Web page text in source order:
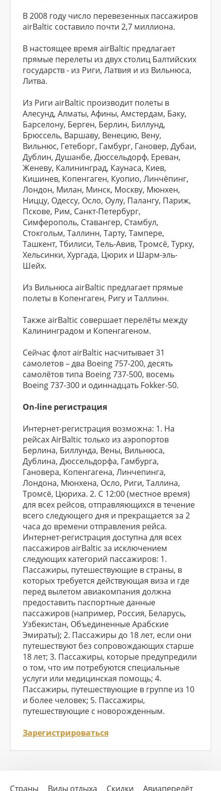
В 2008 году число перевезенных пассажиров
airBaltic составило почти 2,7 миллиона.
В настоящее время airBaltic предлагает
прямые перелеты из двух столиц Балтийских
государств - из Риги, Латвия и из Вильнюса,
Литва.
Из Риги airBaltic производит полеты в
Алесунд, Алматы, Афины, Амстердам, Баку,
Барселону, Берген, Берлин, Биллунд,
Брюссель, Варшаву, Венецию, Вену,
Вильнюс, Гетеборг, Гамбург, Гановер, Дубаи,
Дублин, Душанбе, Дюссельдорф, Ереван,
Женеву, Калининград, Каунаса, Киев,
Кишинев, Копенгаген, Куопио, Линчёпинг,
Лондон, Милан, Минск, Москву, Мюнхен,
Ниццу, Одессу, Осло, Оулу, Палангу, Париж,
Пскове, Рим, Санкт-Петербург,
Симферополь, Ставангер, Стамбул,
Стокгольм, Таллинн, Тарту, Тампере,
Ташкент, Тбилиси, Тель-Авив, Тромсё, Турку,
Хельсинки, Хургада, Цюрих и Шарм-эль-
Шейх.
Из Вильнюса airBaltic предлагает прямые
полеты в Копенгаген, Ригу и Таллинн.
Также airBaltic совершает перелёты между
Калининградом и Копенгагеном.
Сейчас флот airBaltic насчитывает 31
самолетов – два Boeing 757-200, десять
самолётов типа Boeing 737-500, восемь
Boeing 737-300 и одиннадцать Fokker-50.
On-line регистрация
Интернет-регистрация возможна: 1. На
рейсах AirBaltic только из аэропортов
Берлина, Биллунда, Вены, Вильнюса,
Дублина, Дюссельдорфа, Гамбурга,
Гановера, Копенгагена, Линчепинга,
Лондона, Мюнхена, Осло, Риги, Таллина,
Тромсё, Цюриха. 2. С 12:00 (местное время)
для всех рейсов, отправляющихся в течение
всего следующего дня и прекращается за 2
часа до времени отправления рейса.
Интернет-регистрация доступна для всех
пассажиров airBaltic за исключением
следующих категорий пассажиров: 1.
Пассажиры, путешествующие в страны, в
которых требуется действующая виза и где
перед вылетом авиакомпания должна
предоставить паспортные данные
пассажиров (например, Россия, Беларусь,
Узбекистан, Объединенные Арабские
Эмираты); 2. Пассажиры до 18 лет, если они
путешествуют без сопровождающих старше
18 лет; 3. Пассажиры, которые предупредили
о том, что им потребуются специальные
услуги или медицинская помощь; 4.
Пассажиры, путешествующие в группе из 10
и более человек; 5. Пассажиры,
путешествующие с новорожденным.
Зарегистрироваться
Страны Виды отдыха Скидки
Авиаперелёт